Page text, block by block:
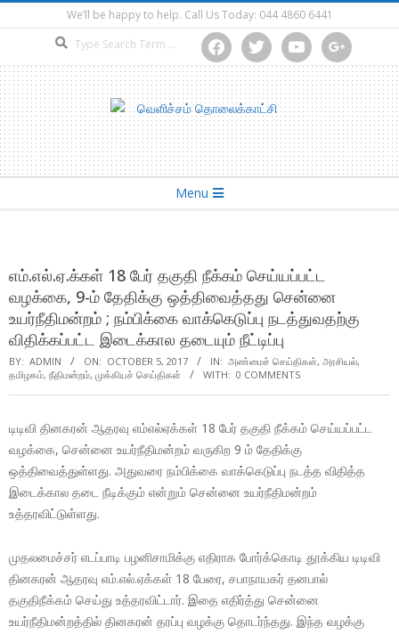
to
We’ll be happy to help. Call Us Today: 044 4860 6441
facebooktwitter youtube google
Menu
எம்.எல்.ஏ.க்கள் 18 பேர் தகுதி நீக்கம் செய்யப்பட்ட
வழக்கை, 9-ம் தேதிக்கு ஒத்திவைத்தது சென்னை
உயர்நீதிமன்றம் ; நம்பிக்கை வாக்கெடுப்பு நடத்துவதற்கு
விதிக்கப்பட்ட இடைக்கால தடையும் நீட்டிப்பு
BY: ADMIN ON: OCTOBER 5, 2017 IN: அண்மைச் செய்திகள், அரசியல்,
தமிழகம், நீதிமன்றம், முக்கியச் செய்திகள் WITH: 0 COMMENTS
டிடிவி தினகரன் ஆதரவு எம்எல்ஏக்கள் 18 பேர் தகுதி நீக்கம் செய்யப்பட்ட
வழக்கை, சென்னை உயர்நீதிமன்றம் வருகிற 9 ம் தேதிக்கு
ஒத்திவைத்துள்ளது. அதுவரை நம்பிக்கை வாக்கெடுப்பு நடத்த விதித்த
இடைக்கால தடை நீடிக்கும் என்றும் சென்னை உயர்நீதிமன்றம்
உத்தரவிட்டுள்ளது.
முதலமைச்சர் எடப்பாடி பழனிசாமிக்கு எதிராக போர்க்கொடி தூக்கிய டிடிவி
தினகரன் ஆதரவு எம்.எல்.ஏக்கள் 18 பேரை, சபாநாயகர் தனபால்
தகுதிநீக்கம் செய்து உத்தரவிட்டார். இதை எதிர்த்து சென்னை
உயர்நீதிமன்றத்தில் தினகரன் தரப்பு வழக்கு தொடர்ந்தது. இந்த வழக்கு